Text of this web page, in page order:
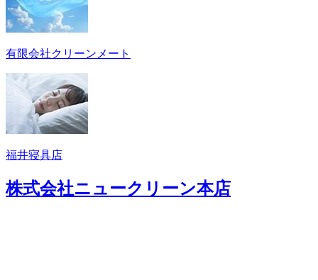
有限会社クリーンメート
福井寝具店
株式会社ニュークリーン本店